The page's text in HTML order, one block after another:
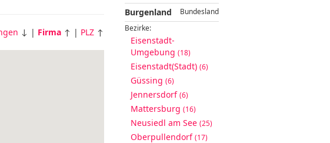
↓ | Firma ↑ | PLZ ↑
Bundesland
Burgenland
Bezirke:
Eisenstadt-
Umgebung (18)
Eisenstadt(Stadt) (6)
Güssing (6)
Jennersdorf(6)
Mattersburg (16)
Neusiedl am See (25)
Oberpullendorf(17)